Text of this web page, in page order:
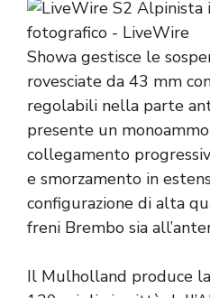
Showa gestisce le
rovesciate da 43 mm
regolabili nella parte
presente un
collegamento
e smorzamento in
configurazione di alta
freni Brembo sia
Il Mulholland produce